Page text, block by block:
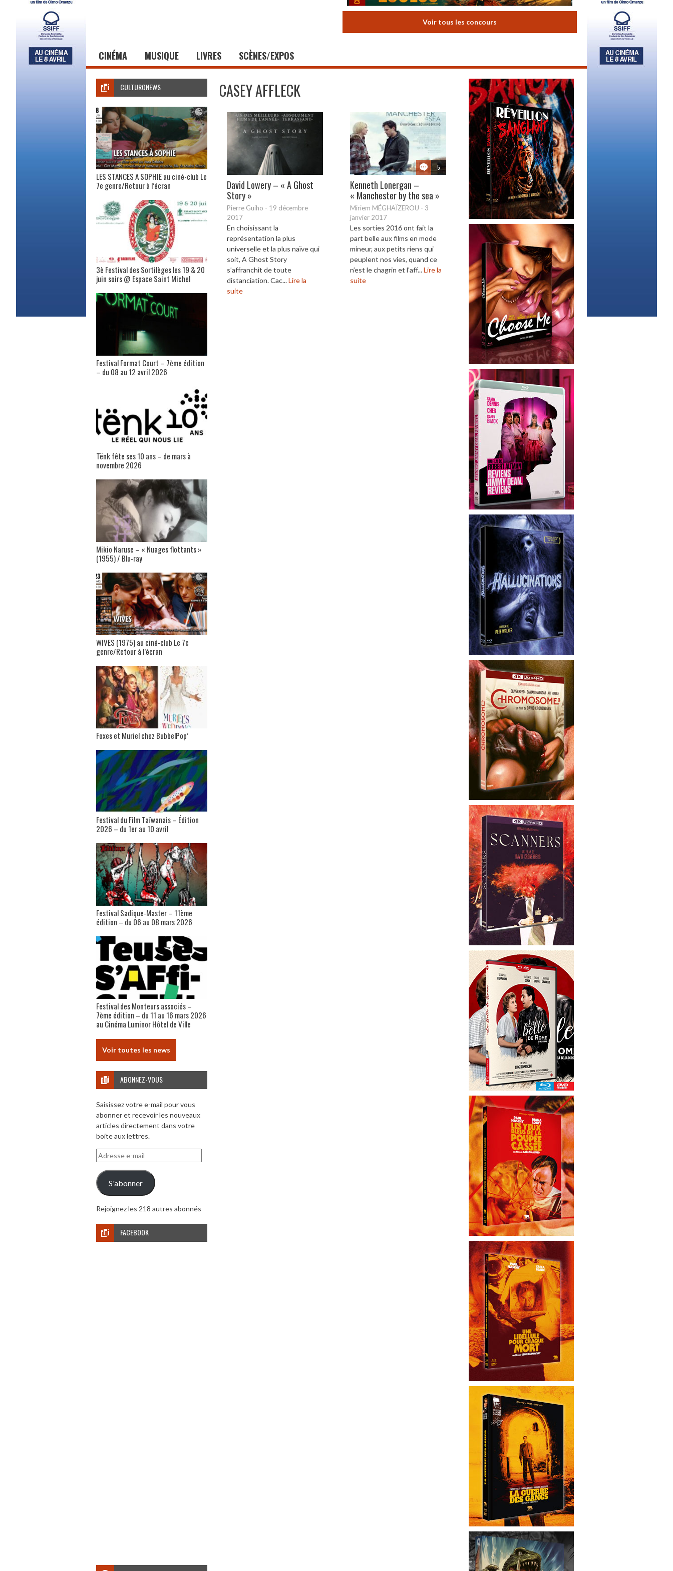
Voir tous les concours
CINÉMA MUSIQUE LIVRES SCÈNES/EXPOS
CASEY AFFLECK
David Lowery – « A Ghost
Story »
Pierre Guiho - 19 décembre
2017
En choisissant la
représentation la plus
universelle et la plus naïve qui
soit, A Ghost Story
s’affranchit de toute
distanciation. Cac...Lire la
suite
5
Kenneth Lonergan –
« Manchester by the sea »
Miriem MÉGHAÏZEROU - 3
janvier 2017
Les sorties 2016 ont fait la
part belle aux films en mode
mineur, aux petits riens qui
peuplent nos vies, quand ce
n’est le chagrin et l’aff...Lire la
suite
CULTURONEWS
LES STANCES A SOPHIE au ciné-club Le
7e genre/Retour à l’écran
3è Festival des Sortilèges les 19 & 20
juin soirs @ Espace Saint Michel
Festival Format Court – 7ème édition
– du 08 au 12 avril 2026
Tënk fête ses 10 ans – de mars à
novembre 2026
Mikio Naruse – « Nuages flottants »
(1955) / Blu-ray
WIVES (1975) au ciné-club Le 7e
genre/Retour à l’écran
Foxes et Muriel chez BubbelPop’
Festival du Film Taïwanais – Édition
2026 – du 1er au 10 avril
Festival Sadique-Master – 11ème
édition – du 06 au 08 mars 2026
Festival des Monteurs associés –
7ème édition – du 11 au 16 mars 2026
au Cinéma Luminor Hôtel de Ville
Voir toutes les news
ABONNEZ-VOUS
Saisissez votre e-mail pour vous
abonner et recevoir les nouveaux
articles directement dans votre
boite aux lettres.
Adresse
e-
mail
S'abonner
Rejoignez les 218 autres abonnés
FACEBOOK